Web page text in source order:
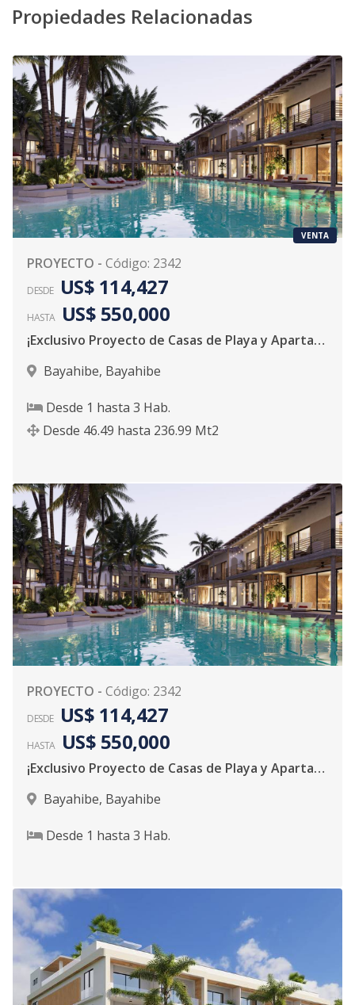
Propiedades Relacionadas
VENTA
PROYECTO - Código: 2342
DESDE US$ 114,427
HASTA US$ 550,000
¡Exclusivo Proyecto de Casas de Playa y Apartamento!
Bayahibe, Bayahibe
Desde 1 hasta 3 Hab.
Desde 46.49 hasta 236.99 Mt2
PROYECTO - Código: 2342
DESDE US$ 114,427
HASTA US$ 550,000
¡Exclusivo Proyecto de Casas de Playa y Apartamento!
Bayahibe, Bayahibe
Desde 1 hasta 3 Hab.